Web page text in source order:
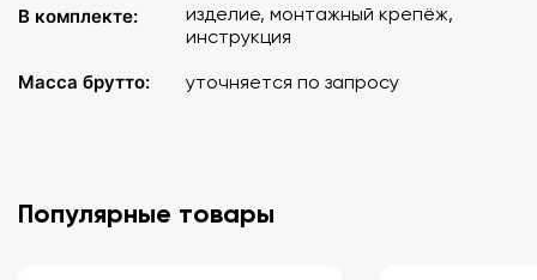
В комплекте:
изделие, монтажный крепёж,
инструкция
Масса брутто:
уточняется по запросу
Популярные товары